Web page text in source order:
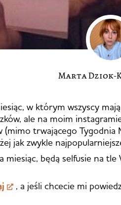
Marta Dziok-
w którym wszyscy
ale na moim
(mimo trwającego Tygodnia
jak zwykle
miesiąc, będą selfusie na
, a jeśli chcecie mi